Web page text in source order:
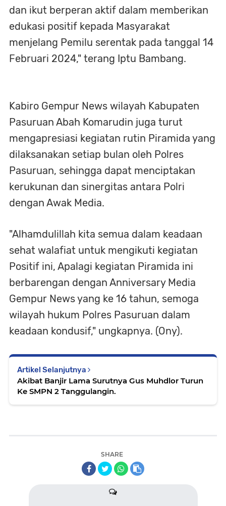
dan ikut berperan aktif dalam memberikan
edukasi positif kepada Masyarakat
menjelang Pemilu serentak pada tanggal 14
Februari 2024," terang Iptu Bambang.
Kabiro Gempur News wilayah Kabupaten
Pasuruan Abah Komarudin juga turut
mengapresiasi kegiatan rutin Piramida yang
dilaksanakan setiap bulan oleh Polres
Pasuruan, sehingga dapat menciptakan
kerukunan dan sinergitas antara Polri
dengan Awak Media.
"Alhamdulillah kita semua dalam keadaan
sehat walafiat untuk mengikuti kegiatan
Positif ini, Apalagi kegiatan Piramida ini
berbarengan dengan Anniversary Media
Gempur News yang ke 16 tahun, semoga
wilayah hukum Polres Pasuruan dalam
keadaan kondusif," ungkapnya. (Ony).
Artikel Selanjutnya
Akibat Banjir Lama Surutnya Gus Muhdlor Turun
Ke SMPN 2 Tanggulangin.
SHARE